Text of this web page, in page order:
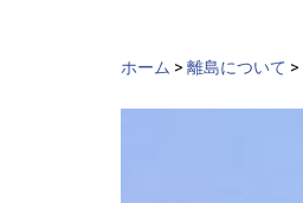
ホーム > 離島について >